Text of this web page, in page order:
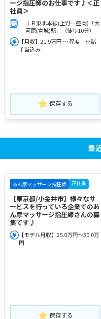
ージ指圧師のお仕事です♪＜正
社員＞
ＪＲ東北本線(上野－盛岡)「大
河原(宮城)駅」（徒歩10分）
【月収】21.9万円 ～ 程度 ※諸
手当込み
保存する
最
あん摩マッサージ指圧師 正社員
【東京都/小金井市】様々なサ
ービスを行っている企業でのあ
ん摩マッサージ指圧師さんの募
集です♪
【モデル月収】25.0万円～30.0万
円
保存する